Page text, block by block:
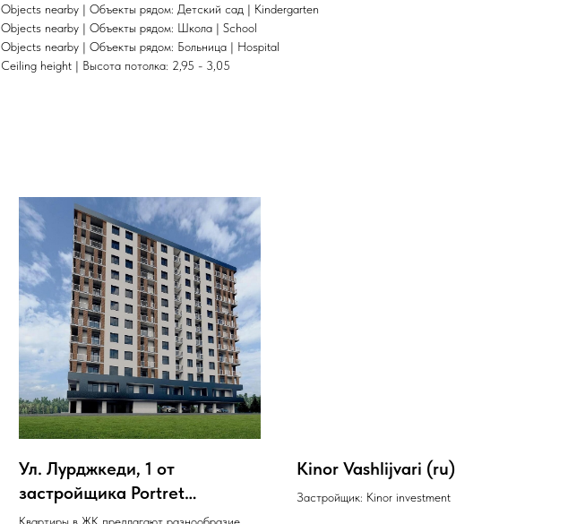
Objects nearby | Объекты рядом: Детский сад | Kindergarten
Objects nearby | Объекты рядом: Школа | School
Objects nearby | Объекты рядом: Больница | Hospital
Ceiling height | Высота потолка: 2,95 - 3,05
Ул. Лурджкеди, 1 от
застройщика Portret
Development
Kinor Vashlijvari (ru)
Застройщик: Kinor investment